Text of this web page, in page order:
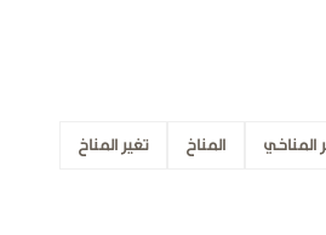
المناخي المناخ تغير المناخ